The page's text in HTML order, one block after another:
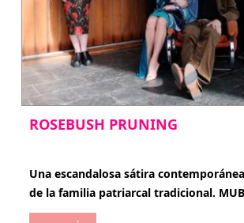
ROSEBUSH PRUNING
Una escandalosa sátira
de la familia patriarcal tradicional.